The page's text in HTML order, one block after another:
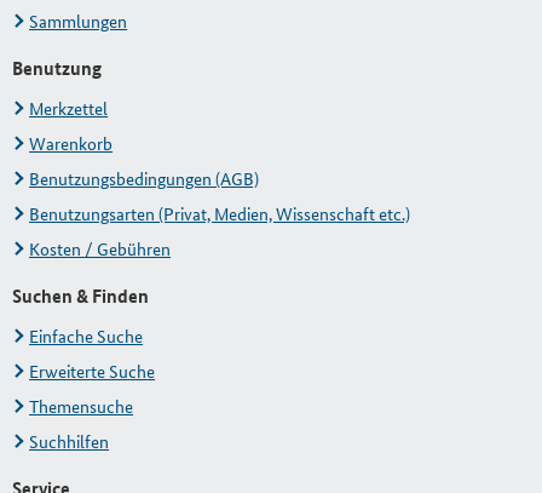
Sammlungen
Benutzung
Merkzettel
Warenkorb
Benutzungsbedingungen (AGB)
Benutzungsarten (Privat, Medien, Wissenschaft etc.)
Kosten / Gebühren
Suchen & Finden
Einfache Suche
Erweiterte Suche
Themensuche
Suchhilfen